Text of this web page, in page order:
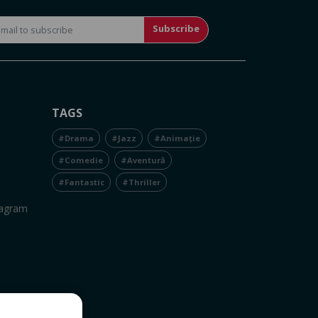
Subscribe
TAGS
#Drama #Jazz #Animație
#Comedie #Aventură
#Fantastic #Thriller